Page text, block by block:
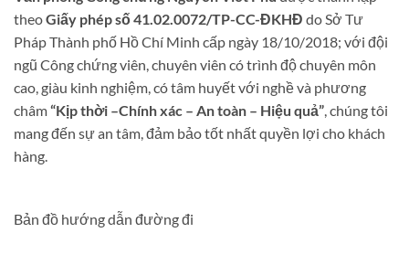
theoGiấy phép số 41.02.0072/TP-CC-ĐKHĐ do Sở Tư
Pháp Thành phố Hồ Chí Minh cấp ngày 18/10/2018; với đội
ngũ Công chứng viên, chuyên viên có trình độ chuyên môn
cao, giàu kinh nghiệm, có tâm huyết với nghề và phương
châm“Kịp thời –Chính xác – An toàn – Hiệu quả” , chúng tôi
mang đến sự an tâm, đảm bảo tốt nhất quyền lợi cho khách
hàng.
Bản đồ hướng dẫn đường đi